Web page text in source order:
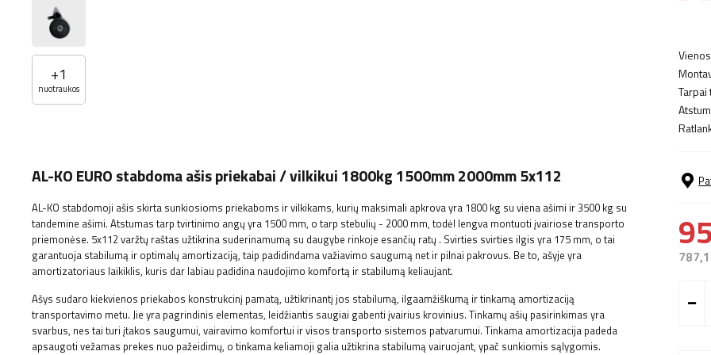
+1
nuotraukos
AL-KO EURO stabdoma ašis priekabai / vilkikui 1800kg 1500mm 2000mm 5x112
AL-KO stabdomoji ašis skirta sunkiosioms priekaboms ir vilkikams, kurių maksimali apkrova yra 1800 kg su viena ašimi ir 3500 kg su
tandemine ašimi. Atstumas tarp tvirtinimo angų yra 1500 mm, o tarp stebulių - 2000 mm, todėl lengva montuoti įvairiose transporto
priemonėse. 5x112 varžtų raštas užtikrina suderinamumą su daugybe rinkoje esančių ratų . Svirties svirties ilgis yra 175 mm, o tai
garantuoja stabilumą ir optimalų amortizaciją, taip padidindama važiavimo saugumą net ir pilnai pakrovus. Be to, ašyje yra
amortizatoriaus laikiklis, kuris dar labiau padidina naudojimo komfortą ir stabilumą keliaujant.
Ašys sudaro kiekvienos priekabos konstrukcinį pamatą, užtikrinantį jos stabilumą, ilgaamžiškumą ir tinkamą amortizaciją
transportavimo metu. Jie yra pagrindinis elementas, leidžiantis saugiai gabenti įvairius krovinius. Tinkamų ašių pasirinkimas yra
svarbus, nes tai turi įtakos saugumui, vairavimo komfortui ir visos transporto sistemos patvarumui. Tinkama amortizacija padeda
apsaugoti vežamas prekes nuo pažeidimų, o tinkama keliamoji galia užtikrina stabilumą vairuojant, ypač sunkiomis sąlygomis.